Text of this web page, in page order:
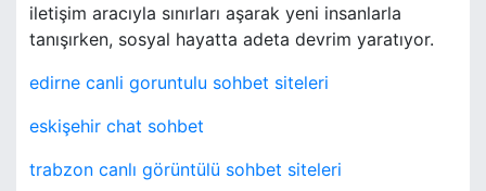
iletişim aracıyla sınırları aşarak yeni insanlarla
tanışırken, sosyal hayatta adeta devrim yaratıyor.
edirne canli goruntulu sohbet siteleri
eskişehir chat sohbet
trabzon canlı görüntülü sohbet siteleri